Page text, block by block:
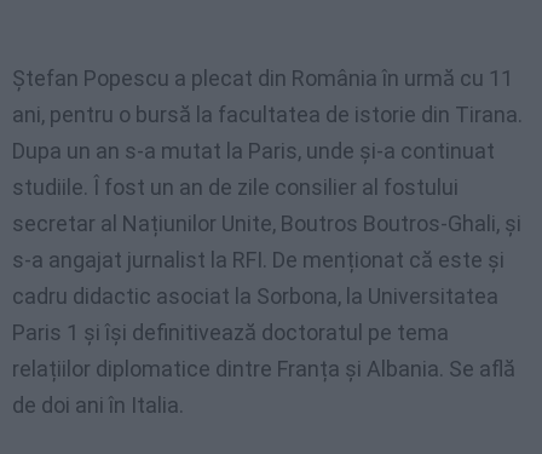
Ștefan Popescu a plecat din România în urmă cu 11
ani, pentru o bursă la facultatea de istorie din Tirana.
Dupa un an s-a mutat la Paris, unde și-a continuat
studiile. Î fost un an de zile consilier al fostului
secretar al Națiunilor Unite, Boutros Boutros-Ghali, și
s-a angajat jurnalist la RFI. De menționat că este și
cadru didactic asociat la Sorbona, la Universitatea
Paris 1 și își definitivează doctoratul pe tema
relațiilor diplomatice dintre Franța și Albania. Se află
de doi ani în Italia.